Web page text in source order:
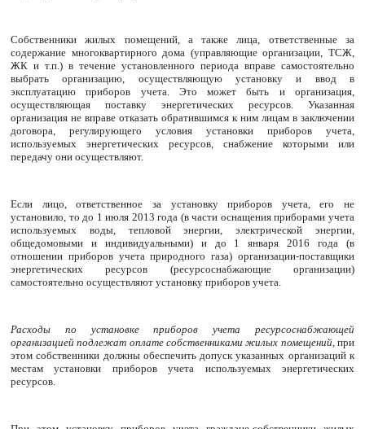
Собственники жилых помещений, а также лица, ответственные за
содержание многоквартирного дома (управляющие организации, ТСЖ,
ЖК и т.п.) в течение установленного периода вправе самостоятельно
выбрать организацию, осуществляющую установку и ввод в
эксплуатацию приборов учета. Это может быть и организация,
осуществляющая поставку энергетических ресурсов. Указанная
организация не вправе отказать обратившимся к ним лицам в заключении
договора, регулирующего условия установки приборов учета,
используемых энергетических ресурсов, снабжение которыми или
передачу они осуществляют.
Если лицо, ответственное за установку приборов учета, его не
установило, то до 1 июля 2013 года (в части оснащения приборами учета
используемых воды, тепловой энергии, электрической энергии,
общедомовыми и индивидуальными) и до 1 января 2016 года (в
отношении приборов учета природного газа) организации-поставщики
энергетических ресурсов (ресурсоснабжающие организации)
самостоятельно осуществляют установку приборов учета.
Расходы по установке приборов учета ресурсоснабжающей
организацией подлежат оплате собственниками жилых помещений, при
этом собственники должны обеспечить допуск указанных организаций к
местам установки приборов учета используемых энергетических
ресурсов.